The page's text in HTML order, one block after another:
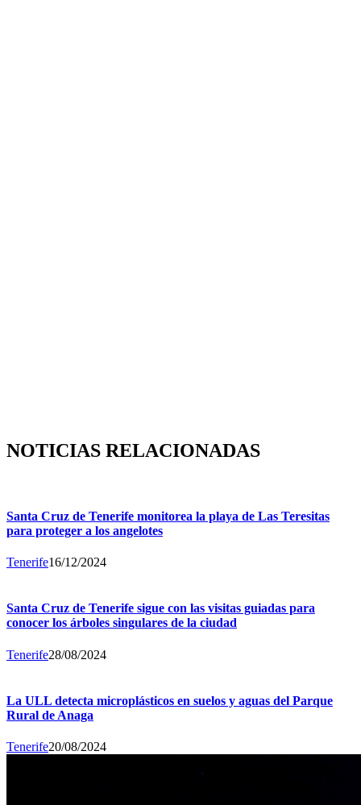
NOTICIAS RELACIONADAS
Santa Cruz de Tenerife monitorea la playa de Las Teresitas
para proteger a los angelotes
Tenerife16/12/2024
Santa Cruz de Tenerife sigue con las visitas guiadas para
conocer los árboles singulares de la ciudad
Tenerife28/08/2024
La ULL detecta microplásticos en suelos y aguas del Parque
Rural de Anaga
Tenerife20/08/2024